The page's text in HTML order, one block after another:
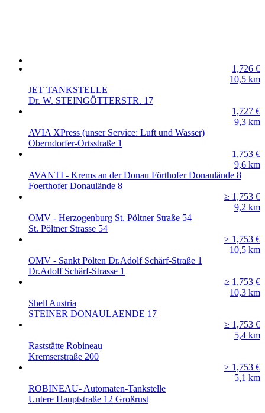
1,726 €
10,5 km
JET TANKSTELLE
Dr. W. STEINGÖTTERSTR. 17
1,727 €
9,3 km
AVIA XPress (unser Service: Luft und Wasser)
Oberndorfer-Ortsstraße 1
1,753 €
9,6 km
AVANTI - Krems an der Donau Förthofer Donaulände 8
Foerthofer Donaulände 8
≥ 1,753 €
9,2 km
OMV - Herzogenburg St. Pöltner Straße 54
St. Pöltner Strasse 54
≥ 1,753 €
10,5 km
OMV - Sankt Pölten Dr.Adolf Schärf-Straße 1
Dr.Adolf Schärf-Strasse 1
≥ 1,753 €
10,3 km
Shell Austria
STEINER DONAULAENDE 17
≥ 1,753 €
5,4 km
Raststätte Robineau
Kremserstraße 200
≥ 1,753 €
5,1 km
ROBINEAU- Automaten-Tankstelle
Untere Hauptstraße 12 Großrust